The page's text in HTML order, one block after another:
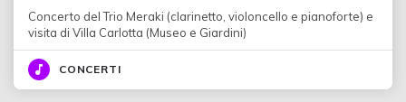
Concerto del Trio Meraki (clarinetto, violoncello e pianoforte) e
visita di Villa Carlotta (Museo e Giardini)
CONCERTI